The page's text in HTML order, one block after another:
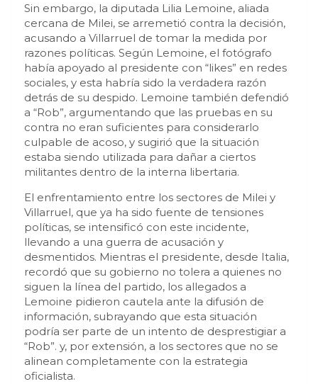
Sin embargo, la diputada Lilia Lemoine, aliada
cercana de Milei, se arremetió contra la decisión,
acusando a Villarruel de tomar la medida por
razones políticas. Según Lemoine, el fotógrafo
había apoyado al presidente con “likes” en redes
sociales, y esta habría sido la verdadera razón
detrás de su despido. Lemoine también defendió
a “Rob”, argumentando que las pruebas en su
contra no eran suficientes para considerarlo
culpable de acoso, y sugirió que la situación
estaba siendo utilizada para dañar a ciertos
militantes dentro de la interna libertaria.
El enfrentamiento entre los sectores de Milei y
Villarruel, que ya ha sido fuente de tensiones
políticas, se intensificó con este incidente,
llevando a una guerra de acusación y
desmentidos. Mientras el presidente, desde Italia,
recordó que su gobierno no tolera a quienes no
siguen la línea del partido, los allegados a
Lemoine pidieron cautela ante la difusión de
información, subrayando que esta situación
podría ser parte de un intento de desprestigiar a
“Rob”. y, por extensión, a los sectores que no se
alinean completamente con la estrategia
oficialista.